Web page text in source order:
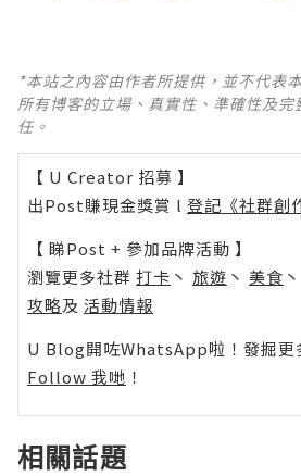
*本站之內容由作者所提供，並不代表
所有博客的立場、真實性、準確性及
任。
【 U Creator 招募 】
出Post賺現金獎賞 l 登記《社群創
【 睇Post + 參加品牌活動 】
瀏覽更多社群 打卡 丶 旅遊 丶 美食 丶
攻略及 活動情報
U Blog開咗WhatsApp啦！發掘更
Follow 我哋 ！
相關話題